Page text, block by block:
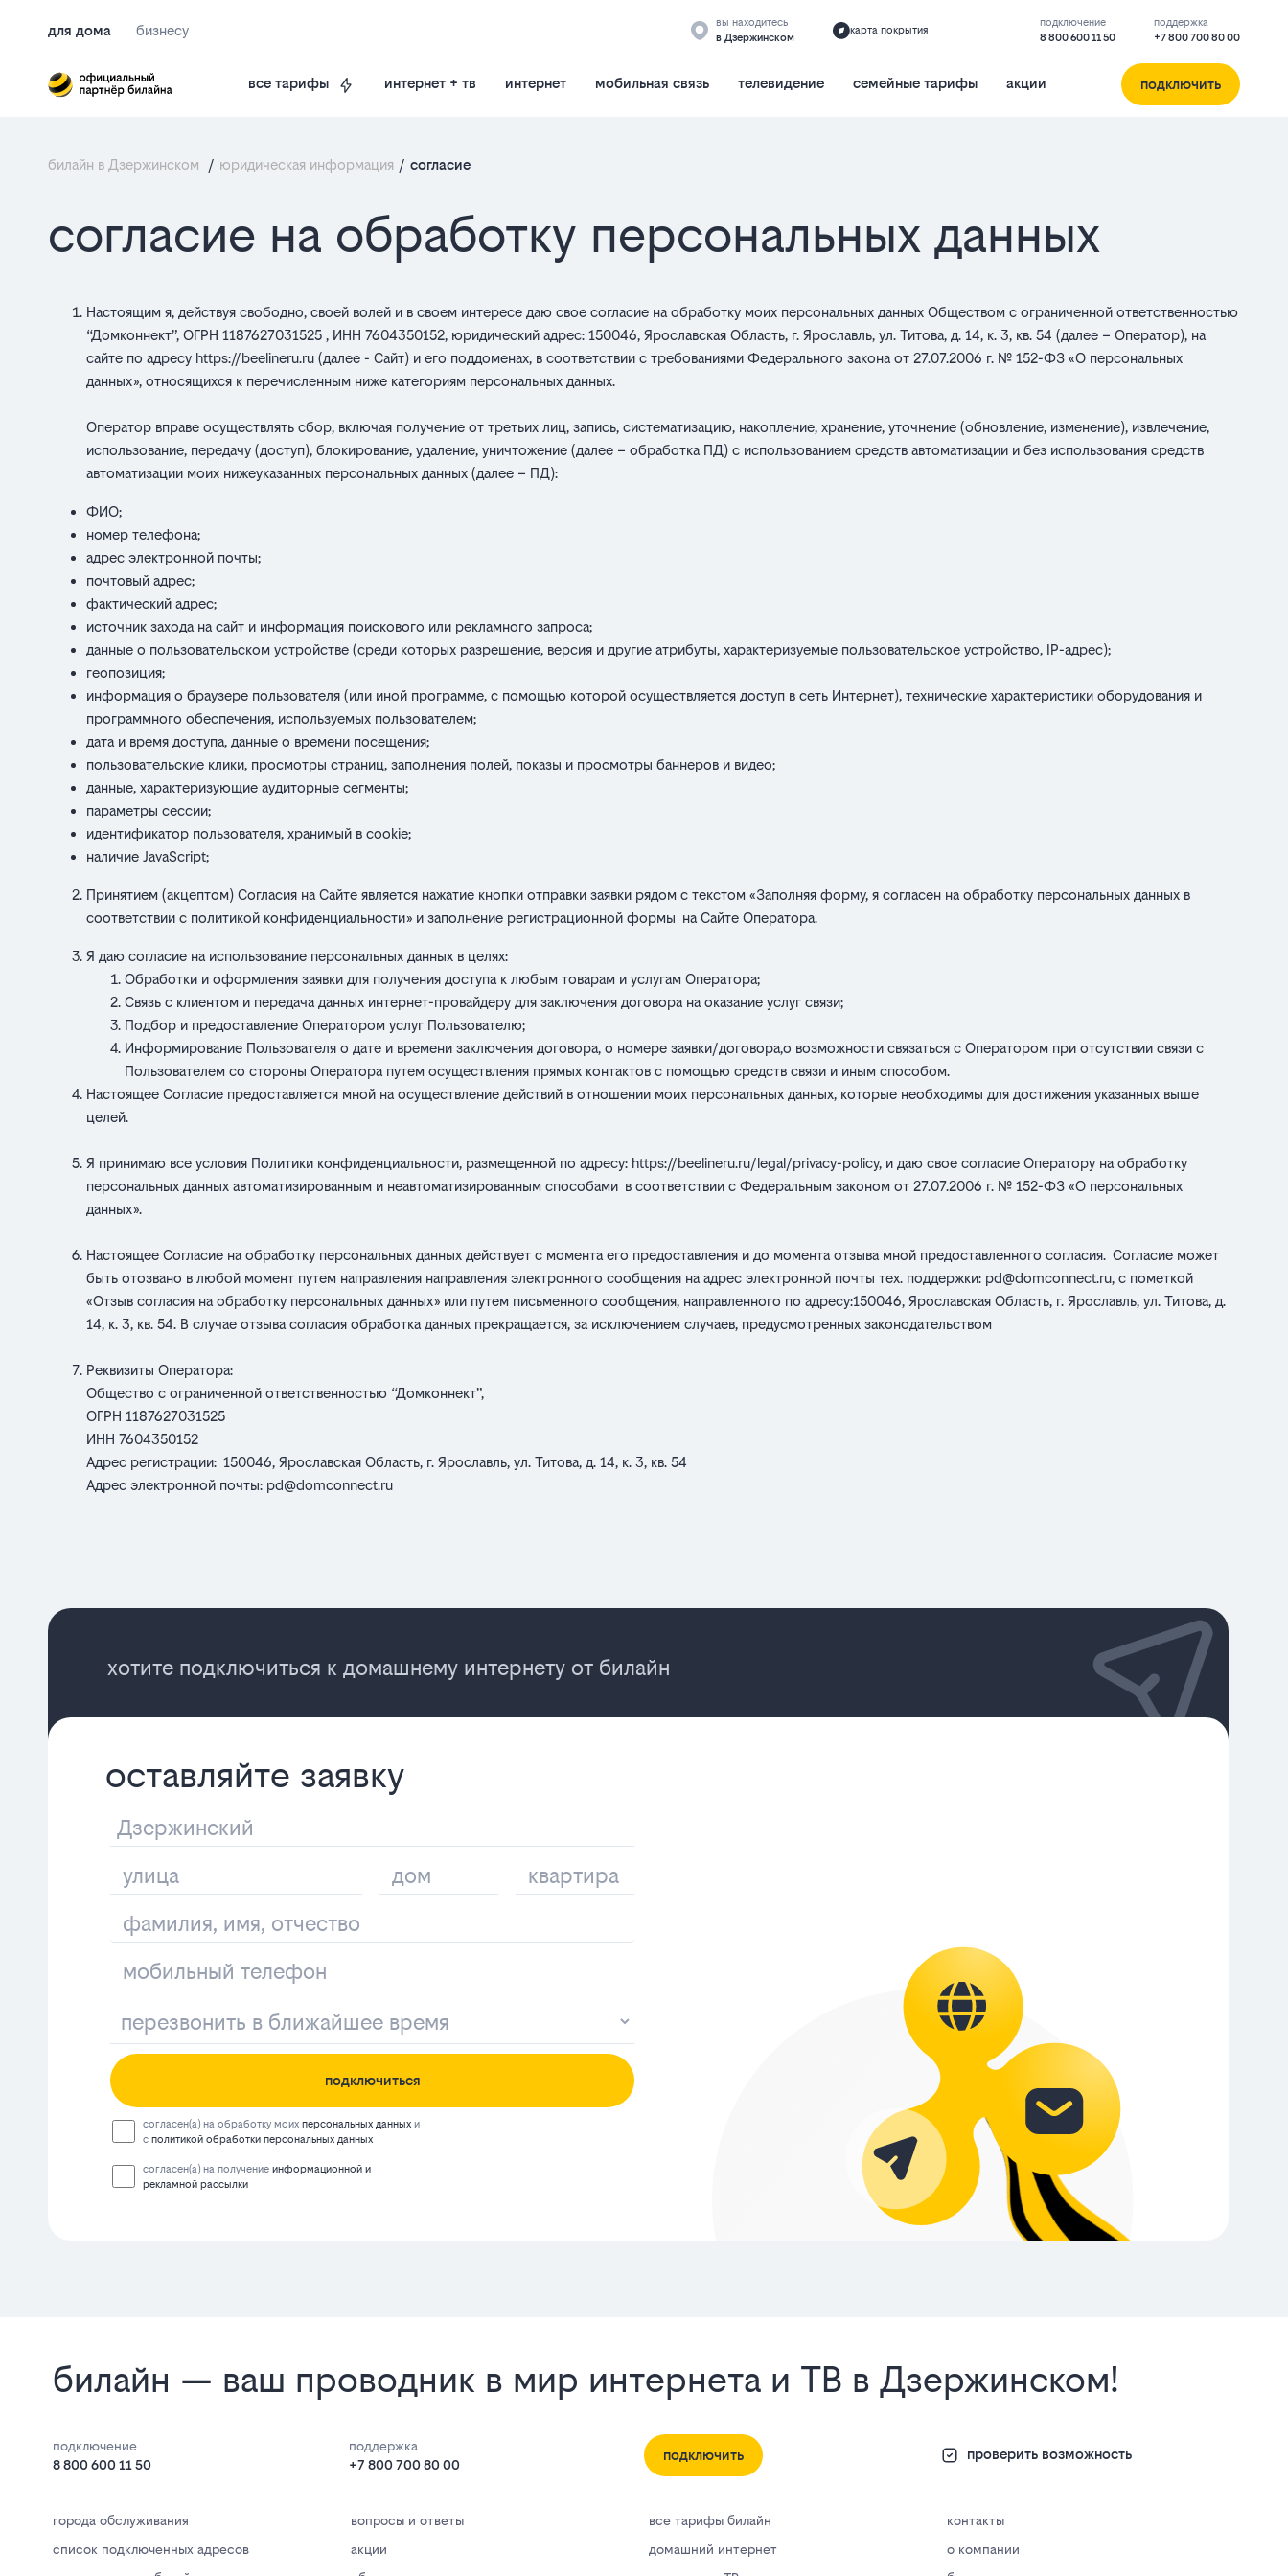
для дома бизнесу
вы находитесь
в Дзержинском
карта покрытия
подключение
8 800 600 11 50
поддержка
+7 800 700 80 00
все тарифы интернет + тв интернет мобильная связь телевидение семейные тарифы акции подключить
билайн в Дзержинском / юридическая информация / согласие
согласие на обработку персональных данных
согласия
Настоящим я, действуя свободно, своей волей и в своем интересе даю свое согласие на обработку моих персональных данных Обществом с ограниченной ответственностью
“Домконнект”, ОГРН 1187627031525 , ИНН 7604350152, юридический адрес: 150046, Ярославская Область, г. Ярославль, ул. Титова, д. 14, к. 3, кв. 54 (далее – Оператор), на
сайте по адресу https://beelineru.ru (далее - Сайт) и его поддоменах, в соответствии с требованиями Федерального закона от 27.07.2006 г. № 152-ФЗ «О персональных
данных», относящихся к перечисленным ниже категориям персональных данных.
Оператор вправе осуществлять сбор, включая получение от третьих лиц, запись, систематизацию, накопление, хранение, уточнение (обновление, изменение), извлечение,
использование, передачу (доступ), блокирование, удаление, уничтожение (далее – обработка ПД) с использованием средств автоматизации и без использования средств
автоматизации моих нижеуказанных персональных данных (далее – ПД):
ФИО;
номер телефона;
адрес электронной почты;
почтовый адрес;
фактический адрес;
источник захода на сайт и информация поискового или рекламного запроса;
данные о пользовательском устройстве (среди которых разрешение, версия и другие атрибуты, характеризуемые пользовательское устройство, IP-адрес);
геопозиция;
информация о браузере пользователя (или иной программе, с помощью которой осуществляется доступ в сеть Интернет), технические характеристики оборудования и
программного обеспечения, используемых пользователем;
дата и время доступа, данные о времени посещения;
пользовательские клики, просмотры страниц, заполнения полей, показы и просмотры баннеров и видео;
данные, характеризующие аудиторные сегменты;
параметры сессии;
идентификатор пользователя, хранимый в cookie;
наличие JavaScript;
Принятием (акцептом) Согласия на Сайте является нажатие кнопки отправки заявки рядом с текстом «Заполняя форму, я согласен на обработку персональных данных в
соответствии с политикой конфиденциальности» и заполнение регистрационной формы на Сайте Оператора.
Я даю согласие на использование персональных данных в целях:
Обработки и оформления заявки для получения доступа к любым товарам и услугам Оператора;
Связь с клиентом и передача данных интернет-провайдеру для заключения договора на оказание услуг связи;
Подбор и предоставление Оператором услуг Пользователю;
Информирование Пользователя о дате и времени заключения договора, о номере заявки/договора,о возможности связаться с Оператором при отсутствии связи с
Пользователем со стороны Оператора путем осуществления прямых контактов с помощью средств связи и иным способом.
Настоящее Согласие предоставляется мной на осуществление действий в отношении моих персональных данных, которые необходимы для достижения указанных выше
целей.
Я принимаю все условия Политики конфиденциальности, размещенной по адресу: https://beelineru.ru/legal/privacy-policy, и даю свое согласие Оператору на обработку
персональных данных автоматизированным и неавтоматизированным способами в соответствии с Федеральным законом от 27.07.2006 г. № 152-ФЗ «О персональных
данных».
Настоящее Согласие на обработку персональных данных действует с момента его предоставления и до момента отзыва мной предоставленного согласия. Согласие может
быть отозвано в любой момент путем направления направления электронного сообщения на адрес электронной почты тех. поддержки: pd@domconnect.ru, с пометкой
«Отзыв согласия на обработку персональных данных» или путем письменного сообщения, направленного по адресу:150046, Ярославская Область, г. Ярославль, ул. Титова, д.
14, к. 3, кв. 54. В случае отзыва согласия обработка данных прекращается, за исключением случаев, предусмотренных законодательством
Реквизиты Оператора:
Общество с ограниченной ответственностью “Домконнект”,
ОГРН 1187627031525
ИНН 7604350152
Адрес регистрации: 150046, Ярославская Область, г. Ярославль, ул. Титова, д. 14, к. 3, кв. 54
Адрес электронной почты: pd@domconnect.ru
хотите подключиться к домашнему интернету от билайн
оставляйте заявку
подключиться
согласен(а) на обработку моих персональных данных и
с политикой обработки персональных данных
согласен(а) на получение информационной и
рекламной рассылки
билайн — ваш проводник в мир интернета и ТВ в Дзержинском!
подключение
8 800 600 11 50
поддержка
+7 800 700 80 00
подключить проверить возможность
города обслуживания
список подключенных адресов
вопросы и ответы
акции
все тарифы билайн
домашний интернет
контакты
о компании